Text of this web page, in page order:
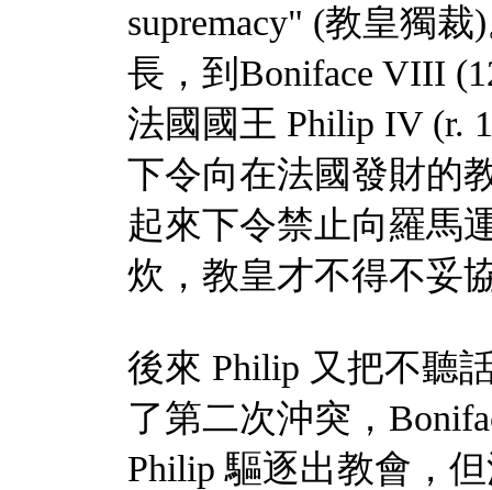
supremacy" (教皇獨裁)
長，到 Boniface VIII
法國國王 Philip IV (r.
下令向在法國發財的
起來下令禁止向羅馬
炊，教皇才不得不妥
後來 Philip 又把不聽
了第二次沖突，
Philip驅逐出教會，